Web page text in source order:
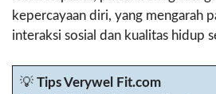
kepercayaan diri, yang mengarah
interaksi sosial dan kualitas hidup
💡 Tips Verywel Fit.com